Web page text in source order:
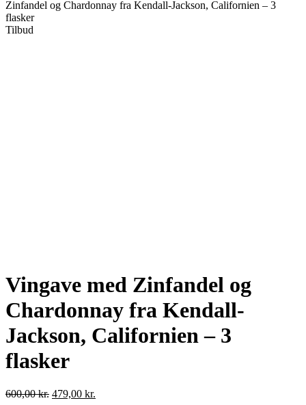
Zinfandel og Chardonnay fra Kendall-Jackson, Californien – 3
flasker
Tilbud
Vingave med Zinfandel og
Chardonnay fra Kendall-
Jackson, Californien – 3
flasker
600,00kr. Original
479,00 kr.